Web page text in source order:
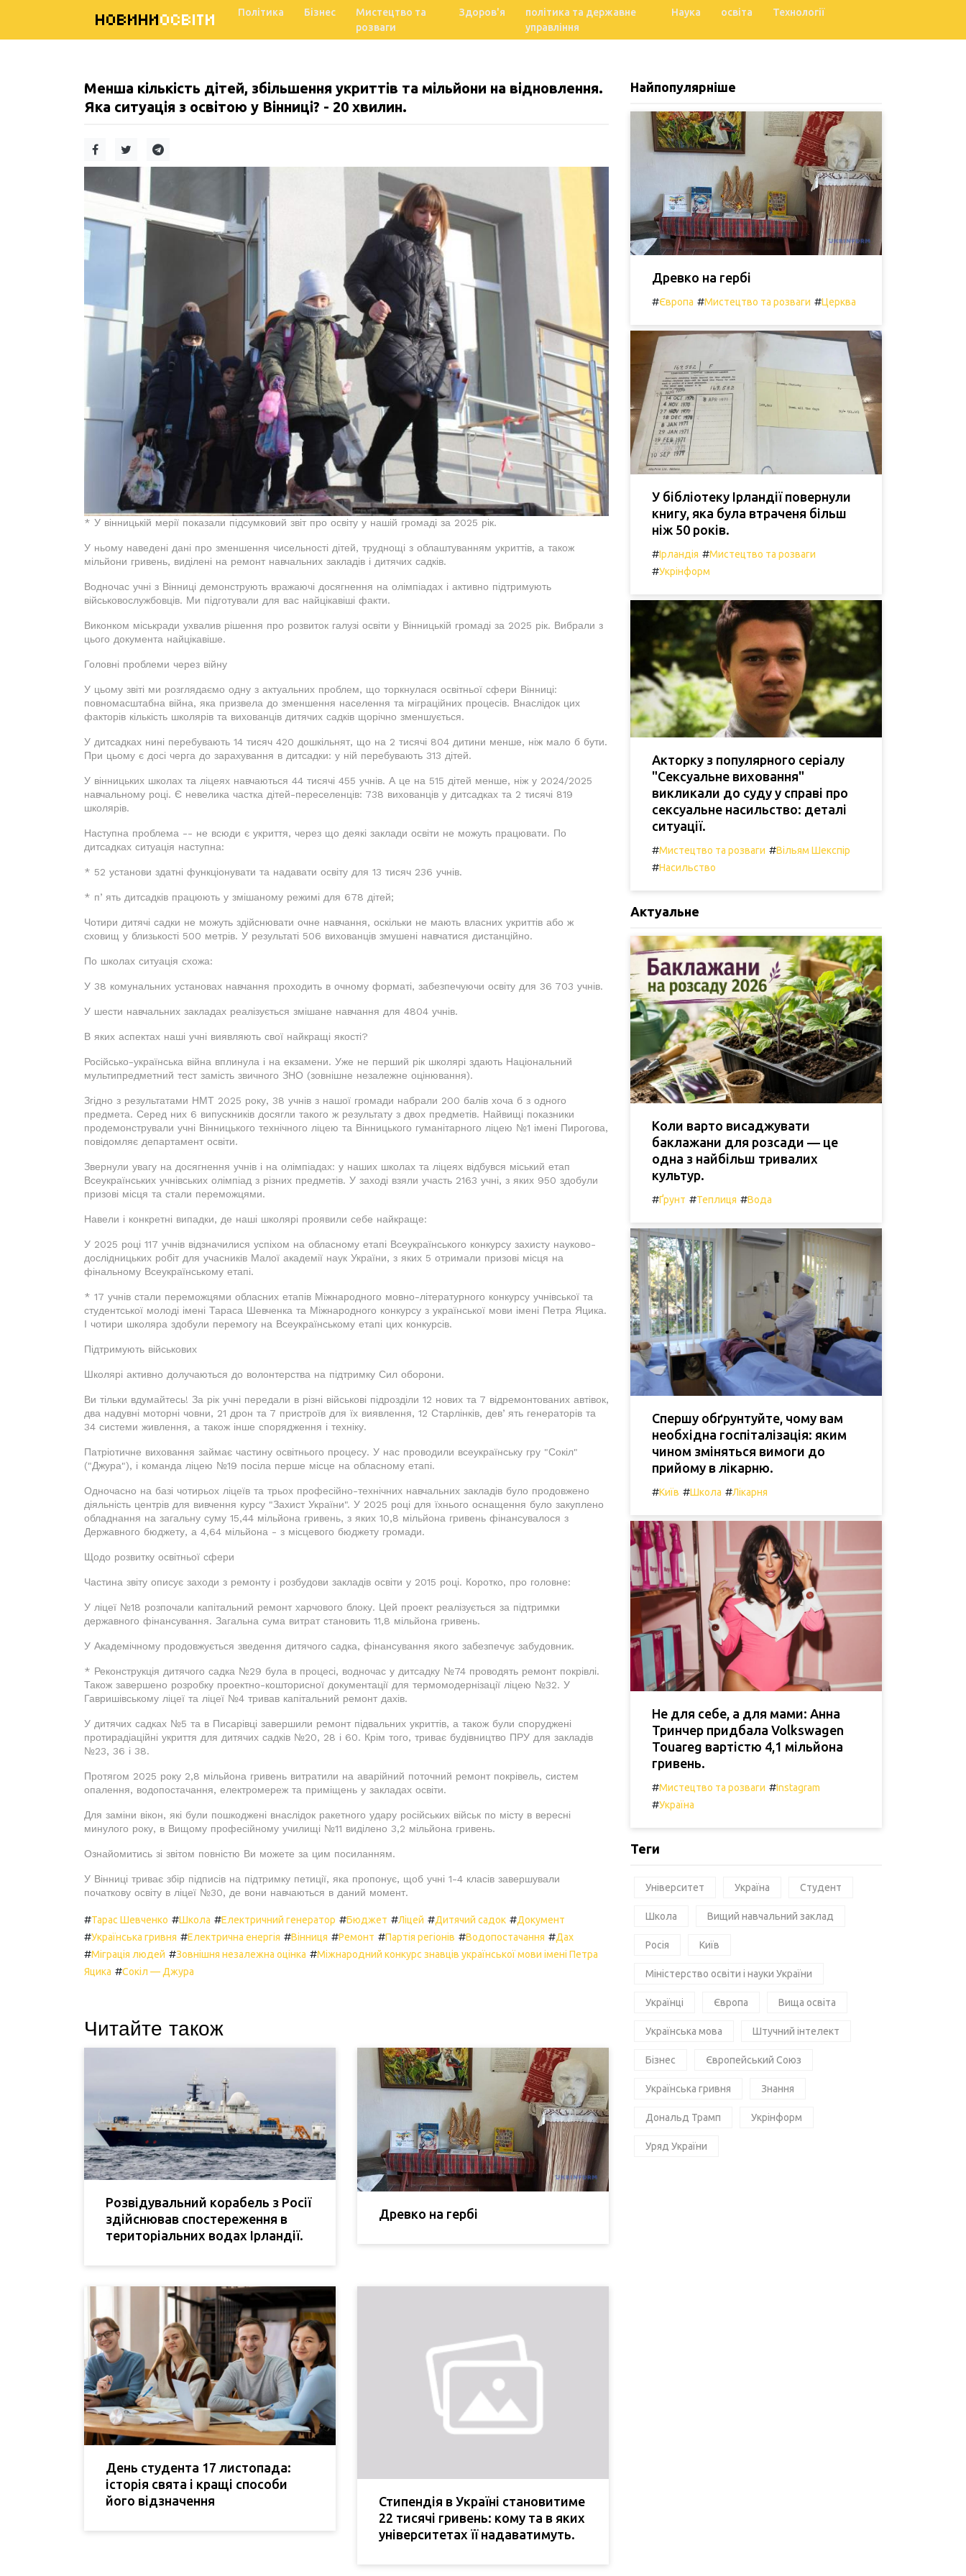
НОВИНИОСВІТИ Політика Бізнес
Мистецтво та
розваги
Здоров'я
політика та державне
управління
Наука освіта Технології
Менша кількість дітей, збільшення укриттів та мільйони на відновлення.
Яка ситуація з освітою у Вінниці? - 20 хвилин.
* У вінницькій мерії показали підсумковий звіт про освіту у нашій громаді за 2025 рік.
У ньому наведені дані про зменшення чисельності дітей, труднощі з облаштуванням укриттів, а також
мільйони гривень, виділені на ремонт навчальних закладів і дитячих садків.
Водночас учні з Вінниці демонструють вражаючі досягнення на олімпіадах і активно підтримують
військовослужбовців. Ми підготували для вас найцікавіші факти.
Виконком міськради ухвалив рішення про розвиток галузі освіти у Вінницькій громаді за 2025 рік. Вибрали з
цього документа найцікавіше.
Головні проблеми через війну
У цьому звіті ми розглядаємо одну з актуальних проблем, що торкнулася освітньої сфери Вінниці:
повномасштабна війна, яка призвела до зменшення населення та міграційних процесів. Внаслідок цих
факторів кількість школярів та вихованців дитячих садків щорічно зменшується.
У дитсадках нині перебувають 14 тисяч 420 дошкільнят, що на 2 тисячі 804 дитини менше, ніж мало б бути.
При цьому є досі черга до зарахування в дитсадки: у ній перебувають 313 дітей.
У вінницьких школах та ліцеях навчаються 44 тисячі 455 учнів. А це на 515 дітей менше, ніж у 2024/2025
навчальному році. Є невелика частка дітей-переселенців: 738 вихованців у дитсадках та 2 тисячі 819
школярів.
Наступна проблема -- не всюди є укриття, через що деякі заклади освіти не можуть працювати. По
дитсадках ситуація наступна:
* 52 установи здатні функціонувати та надавати освіту для 13 тисяч 236 учнів.
* пʼять дитсадків працюють у змішаному режимі для 678 дітей;
Чотири дитячі садки не можуть здійснювати очне навчання, оскільки не мають власних укриттів або ж
сховищ у близькості 500 метрів. У результаті 506 вихованців змушені навчатися дистанційно.
По школах ситуація схожа:
У 38 комунальних установах навчання проходить в очному форматі, забезпечуючи освіту для 36 703 учнів.
У шести навчальних закладах реалізується змішане навчання для 4804 учнів.
В яких аспектах наші учні виявляють свої найкращі якості?
Російсько-українська війна вплинула і на екзамени. Уже не перший рік школярі здають Національний
мультипредметний тест замість звичного ЗНО (зовнішне незалежне оцінювання).
Згідно з результатами НМТ 2025 року, 38 учнів з нашої громади набрали 200 балів хоча б з одного
предмета. Серед них 6 випускників досягли такого ж результату з двох предметів. Найвищі показники
продемонстрували учні Вінницького технічного ліцею та Вінницького гуманітарного ліцею №1 імені Пирогова,
повідомляє департамент освіти.
Звернули увагу на досягнення учнів і на олімпіадах: у наших школах та ліцеях відбувся міський етап
Всеукраїнських учнівських олімпіад з різних предметів. У заході взяли участь 2163 учні, з яких 950 здобули
призові місця та стали переможцями.
Навели і конкретні випадки, де наші школярі проявили себе найкраще:
У 2025 році 117 учнів відзначилися успіхом на обласному етапі Всеукраїнського конкурсу захисту науково-
дослідницьких робіт для учасників Малої академії наук України, з яких 5 отримали призові місця на
фінальному Всеукраїнському етапі.
* 17 учнів стали переможцями обласних етапів Міжнародного мовно-літературного конкурсу учнівської та
студентської молоді імені Тараса Шевченка та Міжнародного конкурсу з української мови імені Петра Яцика.
І чотири школяра здобули перемогу на Всеукраїнському етапі цих конкурсів.
Підтримують військових
Школярі активно долучаються до волонтерства на підтримку Сил оборони.
Ви тільки вдумайтесь! За рік учні передали в різні військові підрозділи 12 нових та 7 відремонтованих автівок,
два надувні моторні човни, 21 дрон та 7 пристроїв для їх виявлення, 12 Старлінків, девʼять генераторів та
34 системи живлення, а також інше спорядження і техніку.
Патріотичне виховання займає частину освітнього процесу. У нас проводили всеукраїнську гру "Сокіл"
("Джура"), і команда ліцею №19 посіла перше місце на обласному етапі.
Одночасно на базі чотирьох ліцеїв та трьох професійно-технічних навчальних закладів було продовжено
діяльність центрів для вивчення курсу "Захист України". У 2025 році для їхнього оснащення було закуплено
обладнання на загальну суму 15,44 мільйона гривень, з яких 10,8 мільйона гривень фінансувалося з
Державного бюджету, а 4,64 мільйона - з місцевого бюджету громади.
Щодо розвитку освітньої сфери
Частина звіту описує заходи з ремонту і розбудови закладів освіти у 2015 році. Коротко, про головне:
У ліцеї №18 розпочали капітальний ремонт харчового блоку. Цей проект реалізується за підтримки
державного фінансування. Загальна сума витрат становить 11,8 мільйона гривень.
У Академічному продовжується зведення дитячого садка, фінансування якого забезпечує забудовник.
* Реконструкція дитячого садка №29 була в процесі, водночас у дитсадку №74 проводять ремонт покрівлі.
Також завершено розробку проектно-кошторисної документації для термомодернізації ліцею №32. У
Гавришівському ліцеї та ліцеї №4 тривав капітальний ремонт дахів.
У дитячих садках №5 та в Писарівці завершили ремонт підвальних укриттів, а також були споруджені
протирадіаційні укриття для дитячих садків №20, 28 і 60. Крім того, триває будівництво ПРУ для закладів
№23, 36 і 38.
Протягом 2025 року 2,8 мільйона гривень витратили на аварійний поточний ремонт покрівель, систем
опалення, водопостачання, електромереж та приміщень у закладах освіти.
Для заміни вікон, які були пошкоджені внаслідок ракетного удару російських військ по місту в вересні
минулого року, в Вищому професійному училищі №11 виділено 3,2 мільйона гривень.
Ознайомитись зі звітом повністю Ви можете за цим посиланням.
У Вінниці триває збір підписів на підтримку петиції, яка пропонує, щоб учні 1-4 класів завершували
початкову освіту в ліцеї №30, де вони навчаються в даний момент.
#Тарас Шевченко #Школа #Електричний генератор #Бюджет #Ліцей #Дитячий садок #Документ
#Українська гривня #Електрична енергія #Вінниця #Ремонт #Партія регіонів #Водопостачання #Дах
#Міграція людей #Зовнішня незалежна оцінка #Міжнародний конкурс знавців української мови імені Петра
Яцика #Сокіл — Джура
Читайте також
Розвідувальний корабель з Росії
здійснював спостереження в
територіальних водах Ірландії.
Древко на гербі
День студента 17 листопада:
історія свята і кращі способи
його відзначення
Стипендія в Україні становитиме
22 тисячі гривень: кому та в яких
університетах її надаватимуть.
Найпопулярніше
Древко на гербі
#Європа #Мистецтво та розваги #Церква
У бібліотеку Ірландії повернули
книгу, яка була втраченя більш
ніж 50 років.
#Ірландія #Мистецтво та розваги
#Укрінформ
Акторку з популярного серіалу
"Сексуальне виховання"
викликали до суду у справі про
сексуальне насильство: деталі
ситуації.
#Мистецтво та розваги #Вільям Шекспір
#Насильство
Актуальне
Коли варто висаджувати
баклажани для розсади — це
одна з найбільш тривалих
культур.
#Ґрунт #Теплиця #Вода
Спершу обґрунтуйте, чому вам
необхідна госпіталізація: яким
чином зміняться вимоги до
прийому в лікарню.
#Київ #Школа #Лікарня
Не для себе, а для мами: Анна
Тринчер придбала Volkswagen
Touareg вартістю 4,1 мільйона
гривень.
#Мистецтво та розваги #Instagram
#Україна
Теги
Університет Україна Студент
Школа Вищий навчальний заклад
Росія Київ
Міністерство освіти і науки України
Українці Європа Вища освіта
Українська мова Штучний інтелект
Бізнес Європейський Союз
Українська гривня Знання
Дональд Трамп Укрінформ
Уряд України